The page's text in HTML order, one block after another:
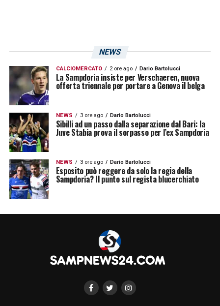
NEWS
CALCIOMERCATO 2 ore ago Dario Bartolucci
La Sampdoria insiste per Verschaeren, nuova
offerta triennale per portare a Genova il belga
NEWS 3 ore ago Dario Bartolucci
Sibilli ad un passo dalla separazione dal Bari: la
Juve Stabia prova il sorpasso per l’ex Sampdoria
NEWS 3 ore ago Dario Bartolucci
Esposito può reggere da solo la regia della
Sampdoria? Il punto sul regista blucerchiato